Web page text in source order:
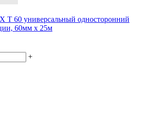
60 универсальный односторонний
60мм х 25м
+